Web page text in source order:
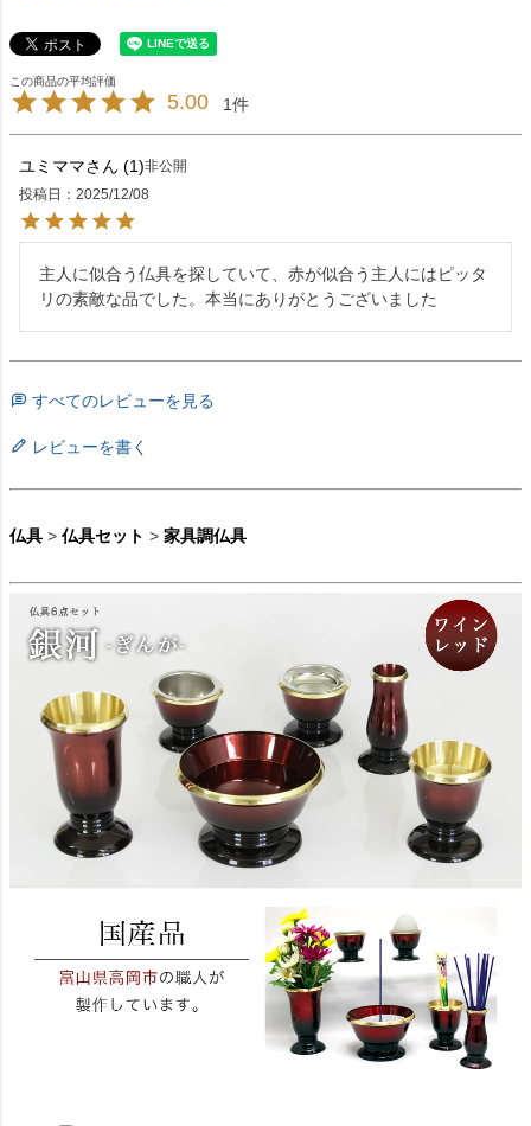
5.00 1
ユミママ 1 非公開
投稿日
2025/12/08
主人に似合う仏具を探していて、赤が似合う主人にはピッタ
リの素敵な品でした。本当にありがとうございました
すべてのレビューを見る
レビューを書く
仏具 > 仏具セット > 家具調仏具